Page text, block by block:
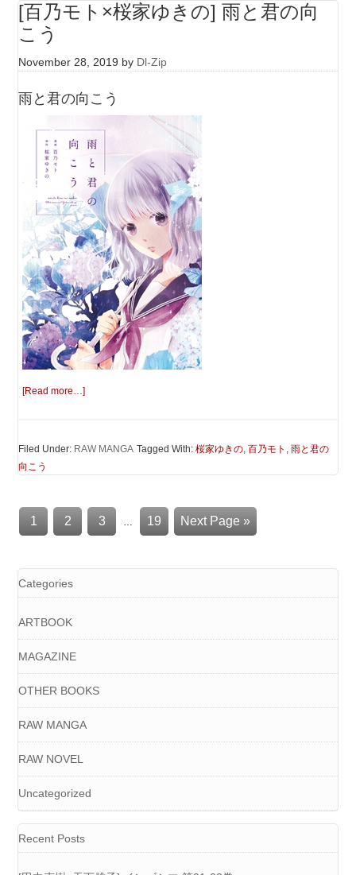
[百乃モト×桜家ゆきの] 雨と君の向
こう
November 28, 2019 by Dl-Zip
雨と君の向こう
[Read more…]
Filed Under: RAW MANGA Tagged With:桜家ゆきの,百乃モト ,雨と君の
向こう
1 2 3 … 19 Next Page »
Categories
ARTBOOK
MAGAZINE
OTHER BOOKS
RAW MANGA
RAW NOVEL
Uncategorized
Recent Posts